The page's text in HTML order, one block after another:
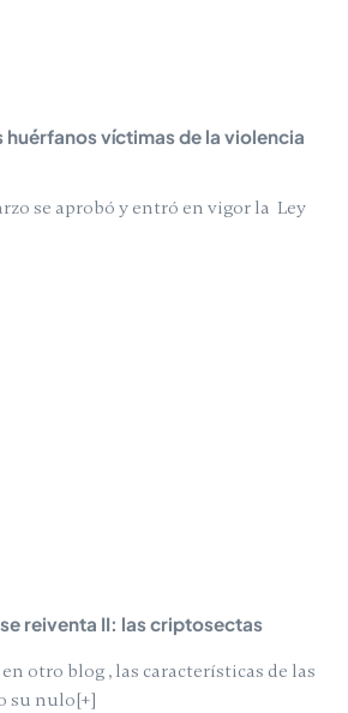
huérfanos víctimas de la violencia
se aprobó y entró en vigor la Ley
reiventa II: las criptosectas
otro blog , las características de las
su nulo[+]